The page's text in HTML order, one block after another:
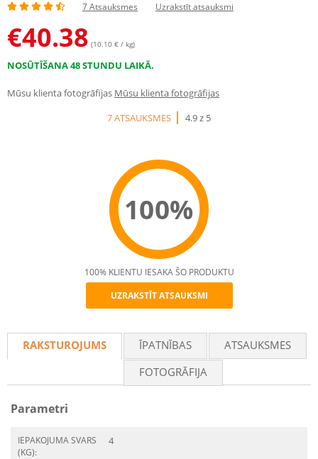
7 Atsauksmes Uzrakstīt atsauksmi
€40.38 (10.10 € / kg)
NOSŪTĪŠANA 48 STUNDU LAIKĀ.
Mūsu klienta fotogrāfijas Mūsu klienta fotogrāfijas
7 ATSAUKSMES
4.9 z 5
100%
Recommend
100% KLIENTU IESAKA ŠO PRODUKTU
UZRAKSTĪT ATSAUKSMI
RAKSTUROJUMS ĪPATNĪBAS
ATSAUKSMES
FOTOGRĀFIJA
Parametri
IEPAKOJUMA SVARS
(KG):
4